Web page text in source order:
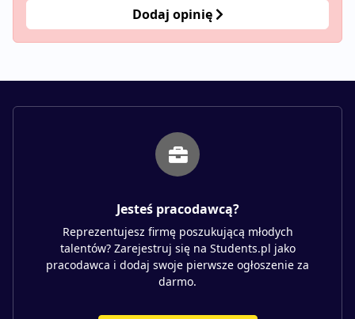
Dodaj opinię
Jesteś pracodawcą?
Reprezentujesz firmę poszukującą młodych
talentów? Zarejestruj się na Students.pl jako
pracodawca i dodaj swoje pierwsze ogłoszenie za
darmo.